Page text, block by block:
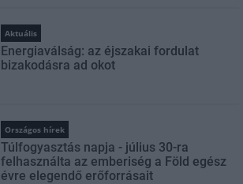
Aktuális
Energiaválság: az éjszakai fordulat
bizakodásra ad okot
Országos hírek
Túlfogyasztás napja - július 30-ra
felhasználta az emberiség a Föld egész
évre elegendő erőforrásait